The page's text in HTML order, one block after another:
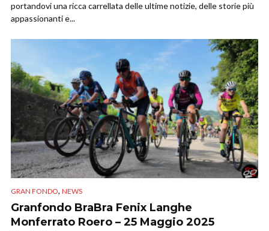
portandovi una ricca carrellata delle ultime notizie, delle storie più
appassionanti e...
GRAN FONDO, NEWS
Granfondo BraBra Fenix Langhe
Monferrato Roero – 25 Maggio 2025